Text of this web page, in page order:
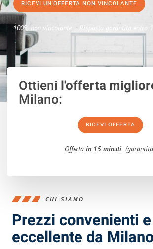
RICEVI UN'OFFERTA NON VINCOLANTE
100% non vincolante – Risposta garantita entro
Ottieni l'offerta
Milano:
RICEVI OFFERTA
Offerta in 15 minuti
CHI SIAMO
Prezzi convenienti
eccellente da Milano